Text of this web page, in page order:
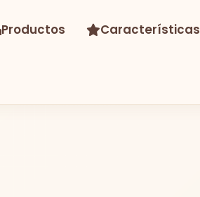
Productos Características